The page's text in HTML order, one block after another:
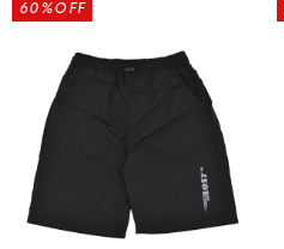
60%OFF